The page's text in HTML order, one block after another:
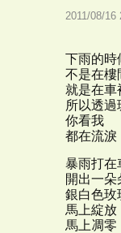
2011/08/16
下雨的時
不是在樓
就是在車
所以透過
你看我
都在流淚
暴雨打在
開出一朵
銀白色玫
馬上綻放
馬上凋零